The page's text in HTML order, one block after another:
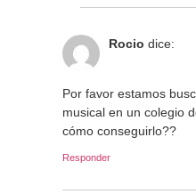
Rocio dice:
Por favor estamos
musical en un colegio
cómo conseguirlo??
Responder